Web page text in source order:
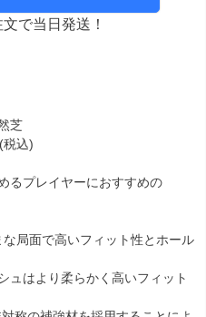
で当日発送！
芝
税込)
るプレイヤーにおすすめの
局面で高いフィット性とホール
ュはより柔らかく高いフィット